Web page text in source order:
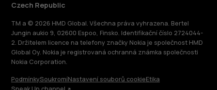
Czech Republic
TM a © 2026 HMD Global. Všechna práva vyhrazena. Bertel
Jungin aukio 9, 02600 Espoo, Finsko. Identifikační číslo 2724044-
2. Držitelem licence na telefony značky Nokia je společnost HMD
Global Oy. Nokia je registrovaná ochranná známka společnosti
Nokia Corporation.
PodmínkySoukromíNastavení souborů cookieEtika